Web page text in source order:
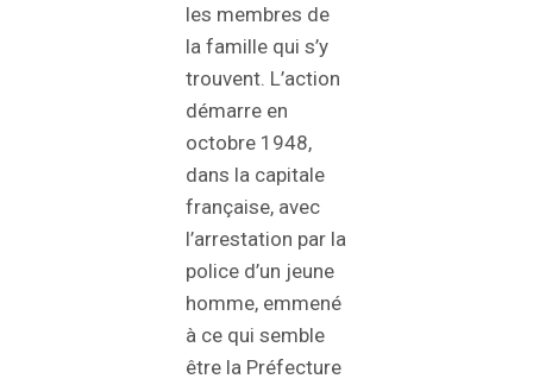
les membres de
la famille qui s’y
trouvent. L’action
démarre en
octobre 1948,
dans la capitale
française, avec
l’arrestation par la
police d’un jeune
homme, emmené
à ce qui semble
être la Préfecture